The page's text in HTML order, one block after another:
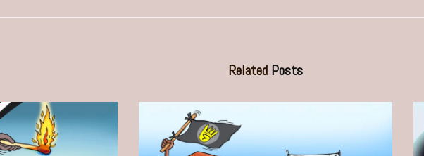
Related Posts